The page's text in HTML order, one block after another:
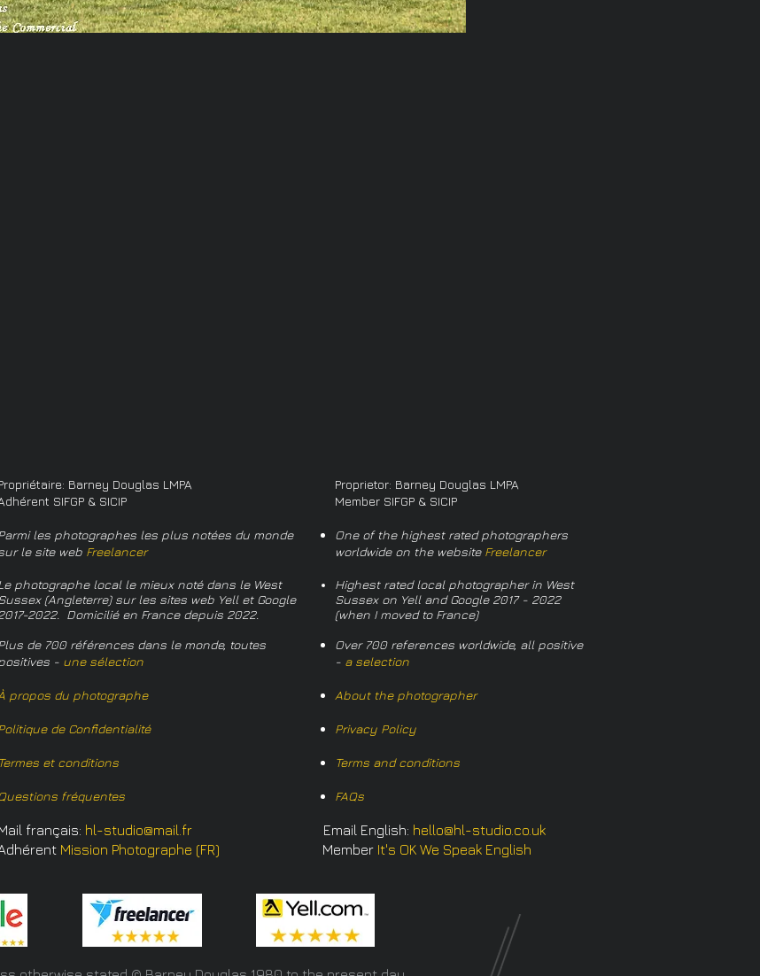
Barney Douglas LMPA
SIFGP & SICIP
les photographes les plus notées du monde
le site web Freelancer
photographe local le mieux noté dans le West
(Angleterre) sur les sites web Yell et Google
2022. Domicilié en France depuis 2022.
de 700 références dans le monde, toutes
- une sélection
propos du photographe
de Confidentialité
Termes et conditions
fréquentes
Proprietor: Barney Douglas LMPA
Member SIFGP & SICIP
One of the highest rated photographers
worldwide on the website Freelancer
Highest rated local photographer in West
Sussex on Yell and Google 2017 - 2022
(when I moved to France)
Over 700 references worldwide, all positive
- a selection
About the photographer
Privacy Policy
Terms and conditions
FAQs
français: hl-studio@mail.fr Email English: hello@hl-studio.co.uk
Mission Photographe (FR) Member It's OK We Speak English